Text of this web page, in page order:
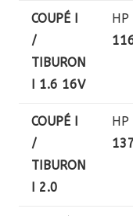
COUPÉ I
/
TIBURON
I 1.6 16V
HP
COUPÉ I
/
TIBURON
I 2.0
HP